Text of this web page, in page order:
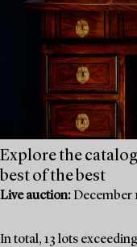
Explore the
best of the best
Live auction: December
In total, 13 lots